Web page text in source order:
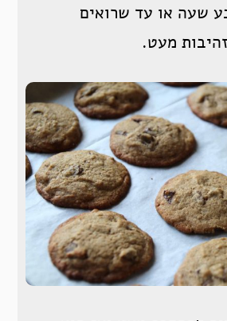
שעה או עד שרואים
מעט.